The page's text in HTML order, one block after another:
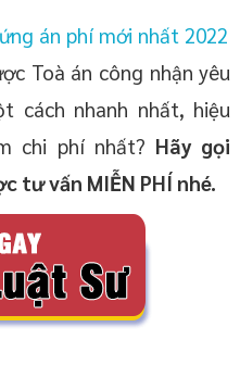
án phí mới nhất 2022
Toà án công nhận yêu
cách nhanh nhất, hiệu
chi phí nhất? Hãy gọi
tư vấn MIỄN PHÍ nhé.